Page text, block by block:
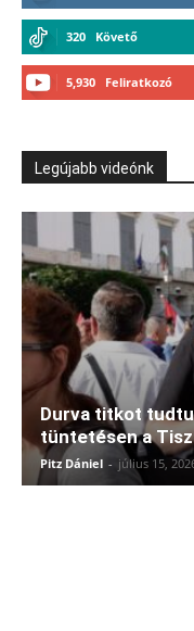
320 Követő
5,930 Feliratkozó
Legújabb videónk
Durva titkot
tüntetésen a
Pitz Dániel - július 15,